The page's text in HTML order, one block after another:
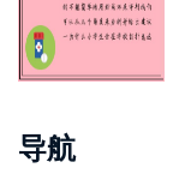
导航